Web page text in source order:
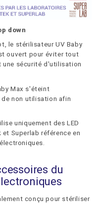
down
le stérilisateur UV Baby
ouvert pour éviter tout
une sécurité d'utilisation
Max s'éteint
non utilisation afin
uniquement des LED
Superlab référence en
du
conçu pour stériliser